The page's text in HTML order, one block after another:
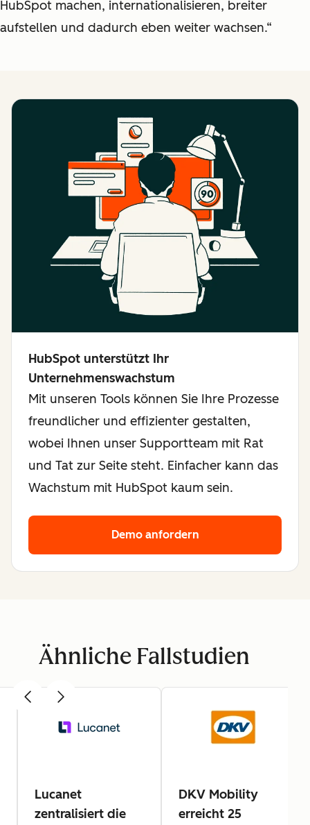
HubSpot machen, internationalisieren, breiter
aufstellen und dadurch eben weiter wachsen.“
HubSpot unterstützt Ihr
Unternehmenswachstum
Mit unseren Tools können Sie Ihre Prozesse
freundlicher und effizienter gestalten,
wobei Ihnen unser Supportteam mit Rat
und Tat zur Seite steht. Einfacher kann das
Wachstum mit HubSpot kaum sein.
Demo anfordern
Ähnliche Fallstudien
Lucanet
zentralisiert die
DKV Mobility
erreicht 25